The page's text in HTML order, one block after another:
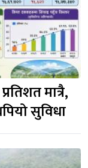
मात्रै,
सुविधा